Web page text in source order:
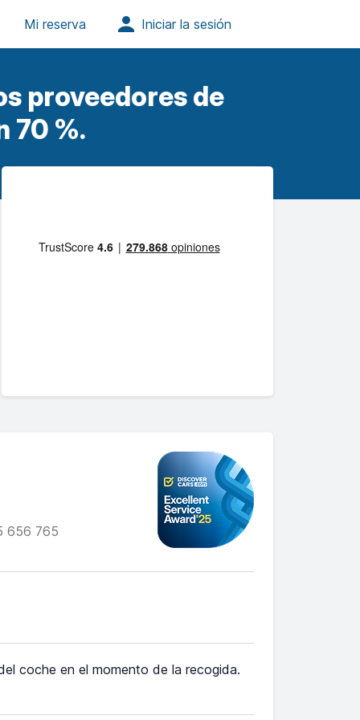
proveedores de
70 %.
656 765
coche en el momento de la recogida.